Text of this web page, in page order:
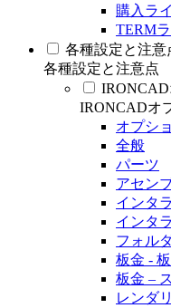
購入ラ
TERM
各種設定と注意
各種設定と注意点
IRONCADオ
オプシ
全般
パーツ
アセン
インタ
インタ
フォル
板金 -
板金 –
レンダ